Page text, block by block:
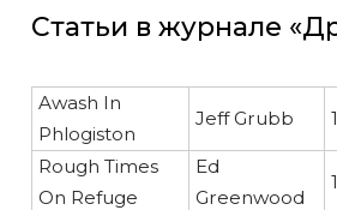
Статьи в журнале
Awash In
Phlogiston
Jeff Grubb
Rough Times
On Refuge
Ed
Greenwood